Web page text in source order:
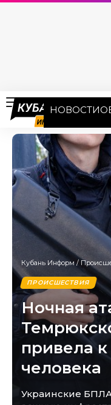
НОВОСТИ
Кубань Информ /
ПРОИСШЕСТВИЯ
Ночная
привела
человека
Украинские